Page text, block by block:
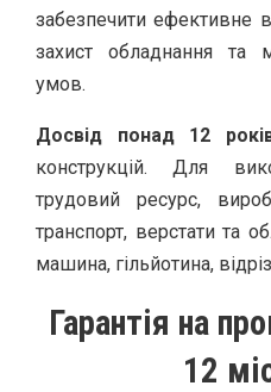
забезпечити ефективне
захист обладнання та
умов.
Досвід понад 12
конструкцій. Для
трудовий ресурс,
транспорт, верстати та
машина, гільйотина,
Гарантія на
12